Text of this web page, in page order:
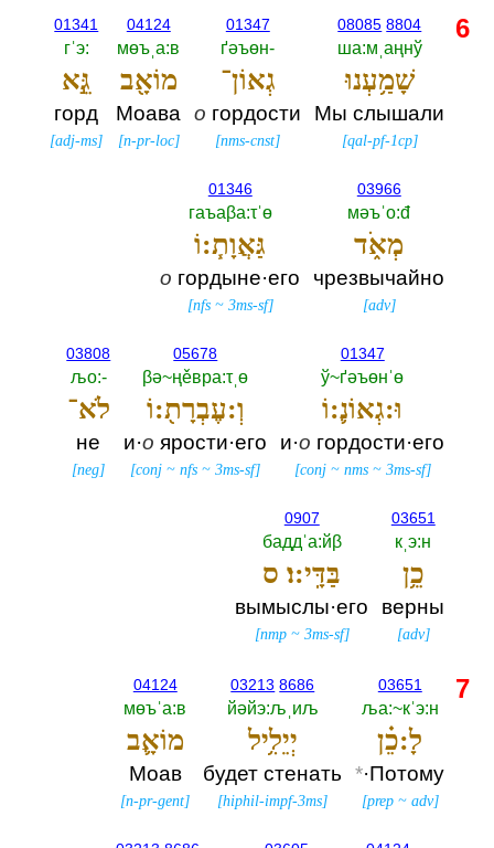
08085 8804
ша:мˌаңнў
שָׁמַ֥עְנוּ
Мы слышали
[qal-pf-1cp]
01347
ґәъөн-‎
גְאוֹן־
о гордости
[nms-cnst]
04124
мөъˌа:в
מוֹאָ֖ב
Моава
[n-pr-loc]
01341
гˈэ:‎
גֵּ֣א
горд
[adj-ms]
03966
мәъˈо:đ
מְאֹ֑ד
чрезвычайно
[adv]
01346
гаъаβа:τˈө
גַּאֲוָת֧:וֹ
о гордыне·его
[nfs~ 3ms-sf]
01347
ў~ґәъөнˈө
וּ:גְאוֹנ֛:וֹ
и·о гордости·его
[conj~ nms~ 3ms-sf]
05678
βә~ңěвра:τˌө
וְ:עֶבְרָת֖:וֹ
и·о ярости·его
[conj ~nfs ~3ms-sf]
03808
љо:-‎
לֹא־
не
[neg]
03651
кˌэ:н
כֵ֥ן
верны
[adv]
0907
баддˈа:йβ
בַּדָּֽי:ו׃ ס
вымыслы·его
[nmp~ 3ms-sf]
6
03651
ља:~кˈэ:н
לָ:כֵ֗ן
*·Потому
[prep~ adv]
03213 8686
йәйэ:љˌиљ
יְיֵלִ֥יל
будет стенать
[hiphil-impf-3ms]
04124
мөъˈа:в
מוֹאָ֛ב
Моав
[n-pr-gent]
7